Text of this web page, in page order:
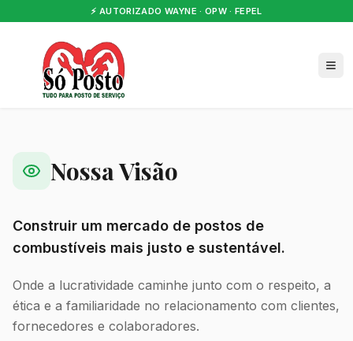
⚡ AUTORIZADO WAYNE · OPW · FEPEL
Nossa Visão
Construir um mercado de postos de
combustíveis mais justo e sustentável.
Onde a lucratividade caminhe junto com o respeito, a
ética e a familiaridade no relacionamento com clientes,
fornecedores e colaboradores.